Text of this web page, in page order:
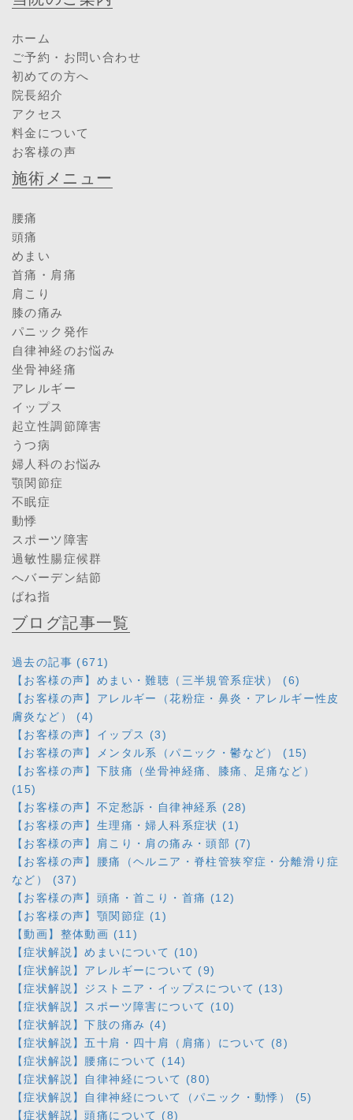
ホーム
ご予約・お問い合わせ
初めての方へ
院長紹介
アクセス
料金について
お客様の声
施術メニュー
腰痛
頭痛
めまい
首痛・肩痛
肩こり
膝の痛み
パニック発作
自律神経のお悩み
坐骨神経痛
アレルギー
イップス
起立性調節障害
うつ病
婦人科のお悩み
顎関節症
不眠症
動悸
スポーツ障害
過敏性腸症候群
へバーデン結節
ばね指
ブログ記事一覧
過去の記事 (671)
【お客様の声】めまい・難聴（三半規管系症状） (6)
【お客様の声】アレルギー（花粉症・鼻炎・アレルギー性皮
膚炎など） (4)
【お客様の声】イップス (3)
【お客様の声】メンタル系（パニック・鬱など） (15)
【お客様の声】下肢痛（坐骨神経痛、膝痛、足痛など）
(15)
【お客様の声】不定愁訴・自律神経系 (28)
【お客様の声】生理痛・婦人科系症状 (1)
【お客様の声】肩こり・肩の痛み・頭部 (7)
【お客様の声】腰痛（ヘルニア・脊柱管狭窄症・分離滑り症
など） (37)
【お客様の声】頭痛・首こり・首痛 (12)
【お客様の声】顎関節症 (1)
【動画】整体動画 (11)
【症状解説】めまいについて (10)
【症状解説】アレルギーについて (9)
【症状解説】ジストニア・イップスについて (13)
【症状解説】スポーツ障害について (10)
【症状解説】下肢の痛み (4)
【症状解説】五十肩・四十肩（肩痛）について (8)
【症状解説】腰痛について (14)
【症状解説】自律神経について (80)
【症状解説】自律神経について（パニック・動悸） (5)
【症状解説】頭痛について (8)